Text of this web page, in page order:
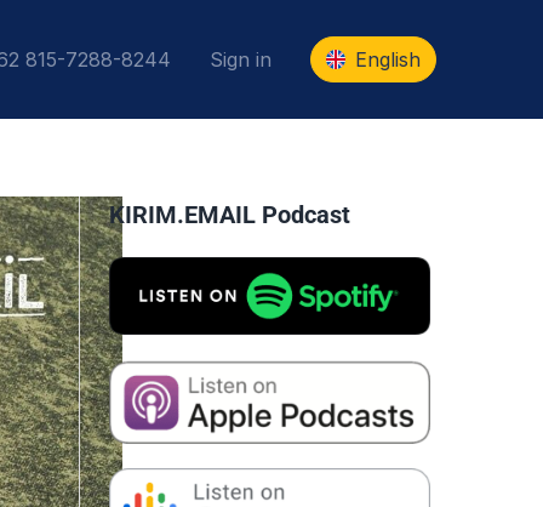
815-7288-8244 Sign in English
KIRIM.EMAIL Podcast